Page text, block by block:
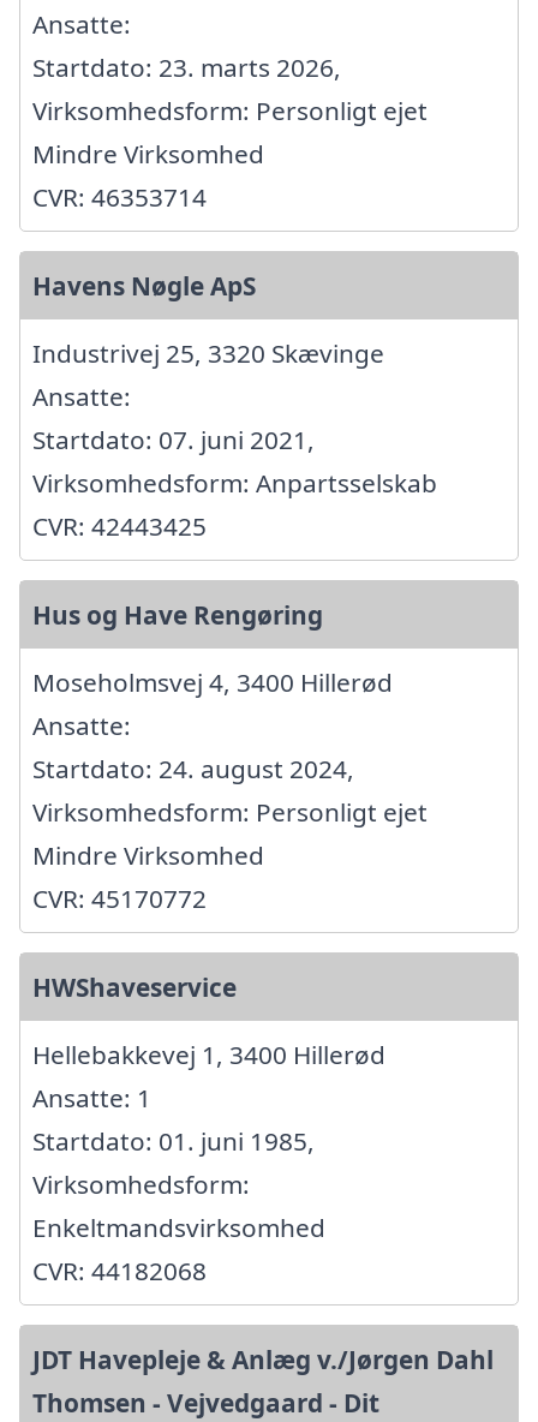
Ansatte:
Startdato: 23. marts 2026,
Virksomhedsform: Personligt ejet
Mindre Virksomhed
CVR: 46353714
Havens Nøgle ApS
Industrivej 25, 3320 Skævinge
Ansatte:
Startdato: 07. juni 2021,
Virksomhedsform: Anpartsselskab
CVR: 42443425
Hus og Have Rengøring
Moseholmsvej 4, 3400 Hillerød
Ansatte:
Startdato: 24. august 2024,
Virksomhedsform: Personligt ejet
Mindre Virksomhed
CVR: 45170772
HWShaveservice
Hellebakkevej 1, 3400 Hillerød
Ansatte: 1
Startdato: 01. juni 1985,
Virksomhedsform:
Enkeltmandsvirksomhed
CVR: 44182068
JDT Havepleje & Anlæg v./Jørgen Dahl
Thomsen - Vejvedgaard - Dit